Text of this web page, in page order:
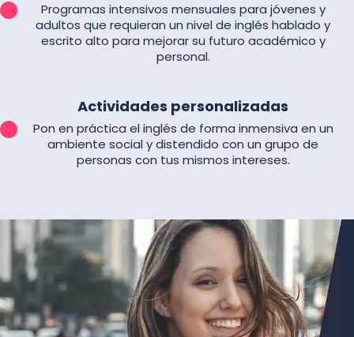
Programas intensivos mensuales para jóvenes y
adultos que requieran un nivel de inglés hablado y
escrito alto para mejorar su futuro académico y
personal.
Actividades personalizadas
Pon en práctica el inglés de forma inmensiva en un
ambiente social y distendido con un grupo de
personas con tus mismos intereses.